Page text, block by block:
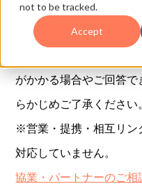
not to be tracked.
Accept
下記フォームに必要事
容を送信する」ボタンを
なお、お問い合わせ内
がかかる場合やご回答
らかじめご了承ください
※営業・提携・相互リン
対応していません。
協業・パートナーのご